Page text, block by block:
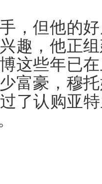
，但他的
趣，他正
这些年已
富豪，穆
了认购亚